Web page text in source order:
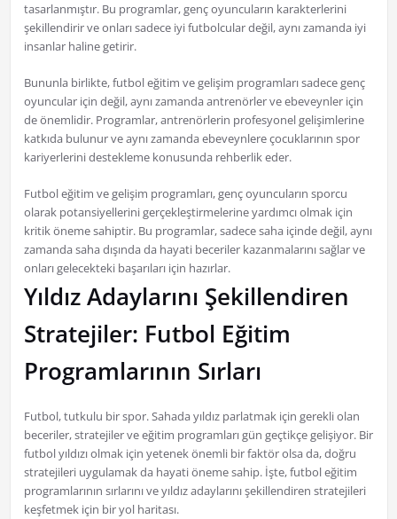
tasarlanmıştır. Bu programlar, genç oyuncuların karakterlerini
şekillendirir ve onları sadece iyi futbolcular değil, aynı zamanda iyi
insanlar haline getirir.
Bununla birlikte, futbol eğitim ve gelişim programları sadece genç
oyuncular için değil, aynı zamanda antrenörler ve ebeveynler için
de önemlidir. Programlar, antrenörlerin profesyonel gelişimlerine
katkıda bulunur ve aynı zamanda ebeveynlere çocuklarının spor
kariyerlerini destekleme konusunda rehberlik eder.
Futbol eğitim ve gelişim programları, genç oyuncuların sporcu
olarak potansiyellerini gerçekleştirmelerine yardımcı olmak için
kritik öneme sahiptir. Bu programlar, sadece saha içinde değil, aynı
zamanda saha dışında da hayati beceriler kazanmalarını sağlar ve
onları gelecekteki başarıları için hazırlar.
Yıldız Adaylarını Şekillendiren
Stratejiler: Futbol Eğitim
Programlarının Sırları
Futbol, tutkulu bir spor. Sahada yıldız parlatmak için gerekli olan
beceriler, stratejiler ve eğitim programları gün geçtikçe gelişiyor. Bir
futbol yıldızı olmak için yetenek önemli bir faktör olsa da, doğru
stratejileri uygulamak da hayati öneme sahip. İşte, futbol eğitim
programlarının sırlarını ve yıldız adaylarını şekillendiren stratejileri
keşfetmek için bir yol haritası.